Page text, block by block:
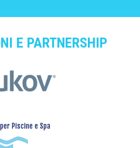
E PARTNERSHIP
Piscine e Spa